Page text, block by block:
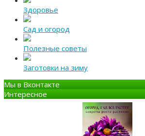
Здоровье
Сад и огород
Полезные советы
Заготовки на зиму
Мы в Вконтакте
Интересное